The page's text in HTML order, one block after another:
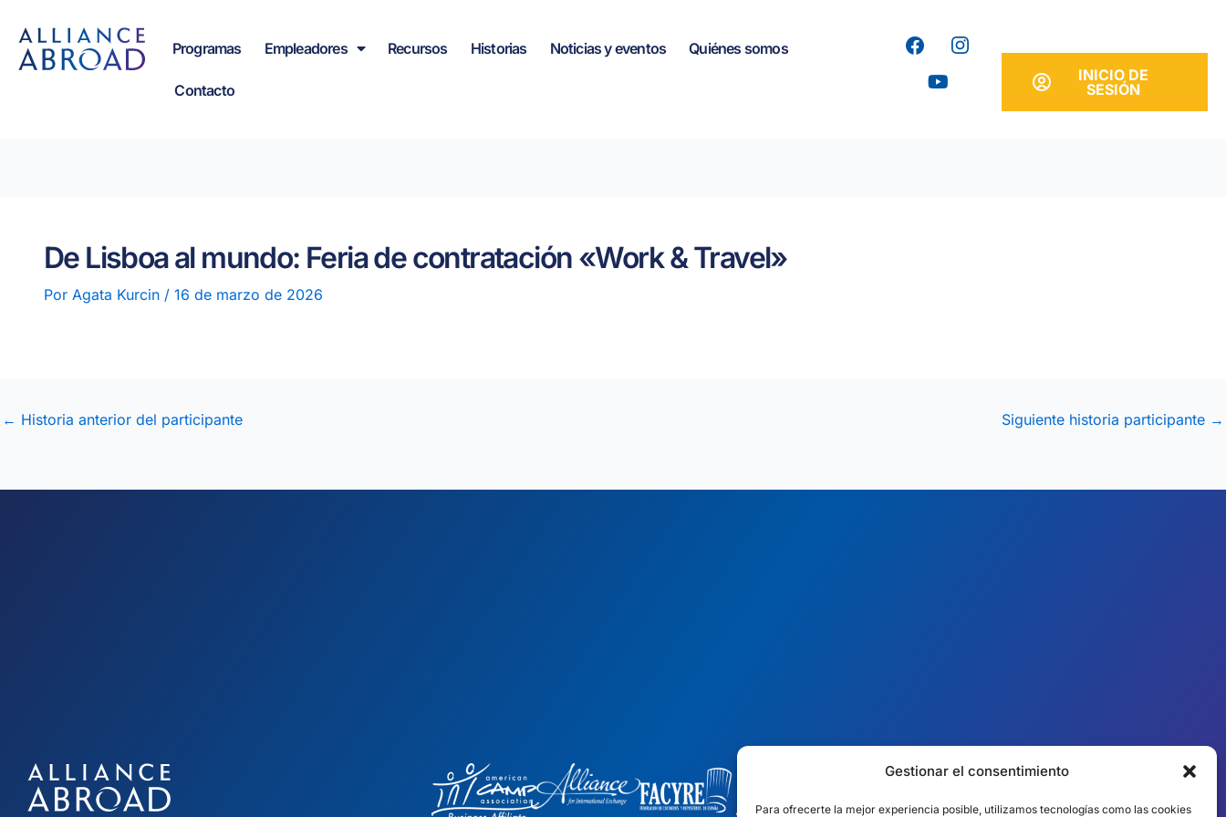
Gestionar el consentimiento
Para ofrecerte la mejor experiencia posible, utilizamos tecnologías como las cookies
contenido
Programas Empleadores Recursos Historias Noticias y eventos Quiénes somos
Contacto
u
t
INICIO DE
SESIÓN
De Lisboa al mundo: Feria de contratación «Work & Travel»
Por Agata Kurcin / 16 de marzo de 2026
← Historia anterior del participante Siguiente historia participante →
︎ PRESENCIA MUNDIAL
Equipos locales en